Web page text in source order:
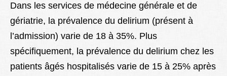
Dans les services de médecine générale et de
gériatrie, la prévalence du delirium (présent à
l’admission) varie de 18 à 35%. Plus
spécifiquement, la prévalence du delirium chez les
patients âgés hospitalisés varie de 15 à 25% après